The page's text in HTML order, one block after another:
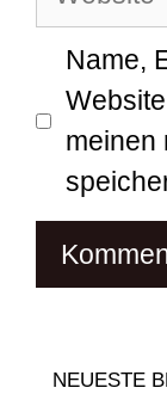
Name,
meinen
NEUESTE